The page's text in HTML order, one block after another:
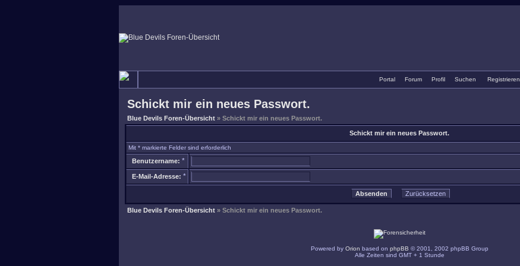
Portal Forum Profil Suchen Registrieren
Schickt mir ein neues Passwort.
Blue Devils Foren-Übersicht » Schickt mir ein neues Passwort.
Schickt mir ein neues Passwort.
Mit * markierte Felder sind erforderlich
Benutzername: *
E-Mail-Adresse: *
Blue Devils Foren-Übersicht » Schickt mir ein neues Passwort.
Powered by Orion based on phpBB © 2001, 2002 phpBB Group
Alle Zeiten sind GMT + 1 Stunde